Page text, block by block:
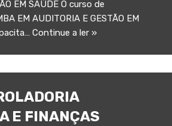
EM SAÚDE O curso de
EM AUDITORIA E GESTÃO EM
Continue a ler »
E FINANÇAS